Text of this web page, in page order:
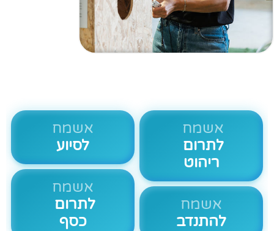
אשמח
לתרום
ריהוט
אשמח
להתנדב
אשמח
לסיוע
אשמח
לתרום
כסף